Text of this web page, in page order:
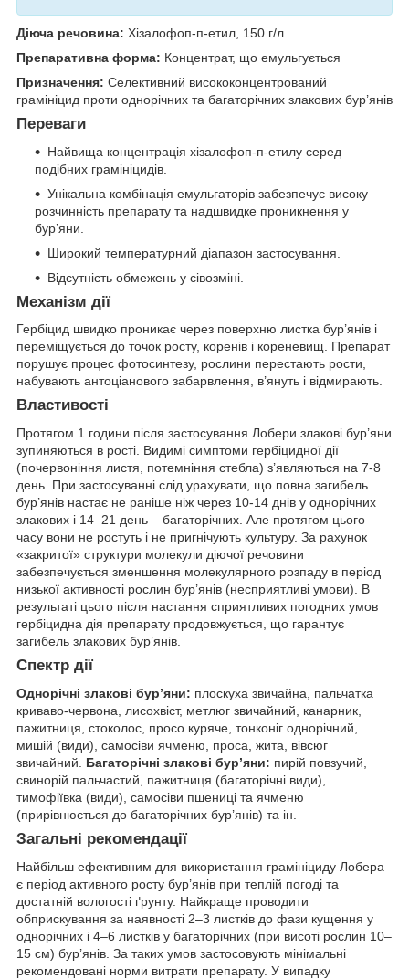
Діюча речовина: Хізалофоп-п-етил, 150 г/л
Препаративна форма: Концентрат, що емульгується
Призначення: Селективний висококонцентрований
грамініцид проти однорічних та багаторічних злакових бур’янів
Переваги
Найвища концентрація хізалофоп-п-етилу серед
подібних грамініцидів.
Унікальна комбінація емульгаторів забезпечує високу
розчинність препарату та надшвидке проникнення у
бур’яни.
Широкий температурний діапазон застосування.
Відсутність обмежень у сівозміні.
Механізм дії
Гербіцид швидко проникає через поверхню листка бур’янів і
переміщується до точок росту, коренів і кореневищ. Препарат
порушує процес фотосинтезу, рослини перестають рости,
набувають антоціанового забарвлення, в’януть і відмирають.
Властивості
Протягом 1 години після застосування Лобери злакові бур’яни
зупиняються в рості. Видимі симптоми гербіцидної дії
(почервоніння листя, потемніння стебла) з’являються на 7-8
день. При застосуванні слід урахувати, що повна загибель
бур’янів настає не раніше ніж через 10-14 днів у однорічних
злакових і 14–21 день – багаторічних. Але протягом цього
часу вони не ростуть і не пригнічують культуру. За рахунок
«закритої» структури молекули діючої речовини
забезпечується зменшення молекулярного розпаду в період
низької активності рослин бур’янів (несприятливі умови). В
результаті цього після настання сприятливих погодних умов
гербіцидна дія препарату продовжується, що гарантує
загибель злакових бур’янів.
Спектр дії
Однорічні злакові бур’яни: плоскуха звичайна, пальчатка
криваво-червона, лисохвіст, метлюг звичайний, канарник,
пажитниця, стоколос, просо куряче, тонконіг однорічний,
мишій (види), самосіви ячменю, проса, жита, вівсюг
звичайний. Багаторічні злакові бур’яни: пирій повзучий,
свинорій пальчастий, пажитниця (багаторічні види),
тимофіївка (види), самосіви пшениці та ячменю
(прирівнюється до багаторічних бур’янів) та ін.
Загальні рекомендації
Найбільш ефективним для використання грамініциду Лобера
є період активного росту бур’янів при теплій погоді та
достатній вологості ґрунту. Найкраще проводити
обприскування за наявності 2–3 листків до фази кущення у
однорічних і 4–6 листків у багаторічних (при висоті рослин 10–
15 см) бур’янів. За таких умов застосовують мінімальні
рекомендовані норми витрати препарату. У випадку